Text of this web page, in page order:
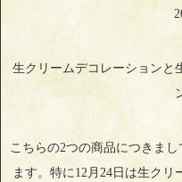
生クリームデコレーションと
こちらの2つの商品につきま
ます。特に12月24日は生ク